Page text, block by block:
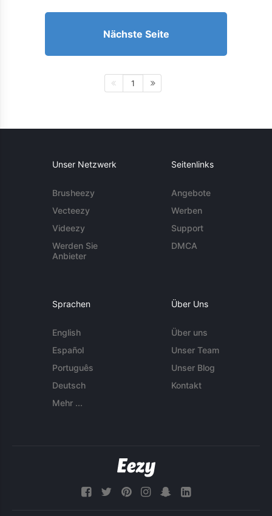
Nächste Seite
1
Unser Netzwerk
Brusheezy
Vecteezy
Videezy
Werden Sie
Anbieter
Seitenlinks
Angebote
Werben
Support
DMCA
Sprachen
English
Español
Português
Deutsch
Mehr ...
Über Uns
Über uns
Unser Team
Unser Blog
Kontakt